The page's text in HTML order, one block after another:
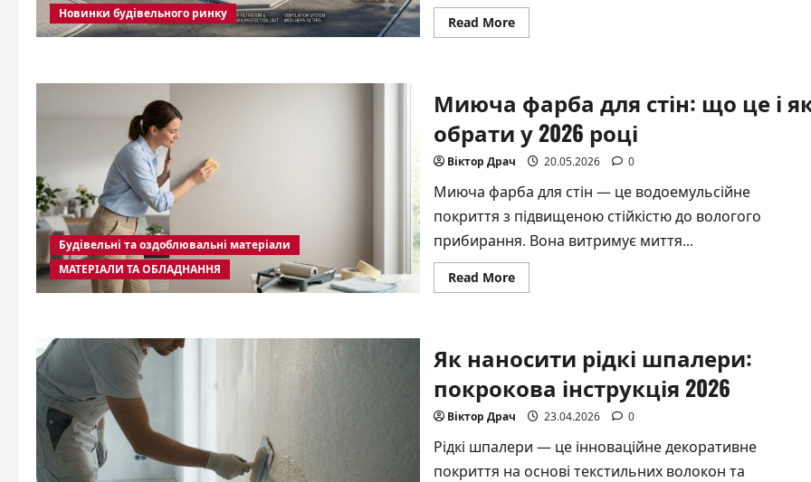
Новинки будівельного ринку
Read MoreRead
more
що
це
як
обрати
у
році
Будівельні та оздоблювальні матеріали
МАТЕРІАЛИ ТА ОБЛАДНАННЯ
Миюча фарба для стін: що це і
обрати у 2026 році
Віктор Драч 20.05.2026 0
Миюча фарба для стін — це водоемульсійне
покриття з підвищеною стійкістю до вологого
прибирання. Вона витримує миття...
Read MoreRead
more
стін:
що
і
як
обрати
2026
році
Як наносити рідкі шпалери:
покрокова інструкція 2026
Віктор Драч 23.04.2026 0
Рідкі шпалери — це інноваційне декоративне
покриття на основі текстильних волокон та